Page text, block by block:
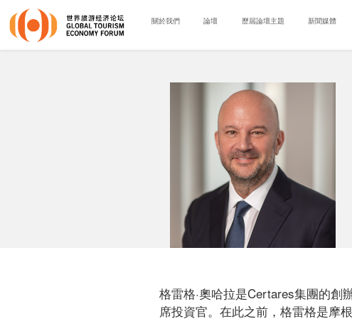
關於我們 論壇 歷屆論壇主題 新聞媒體
格雷格·奧哈拉是Certares集團的
席投資官。在此之前，格雷格是摩